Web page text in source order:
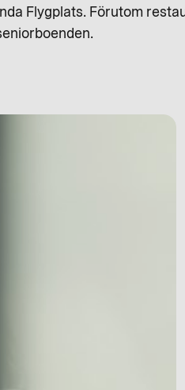
Flygplats. Förutom